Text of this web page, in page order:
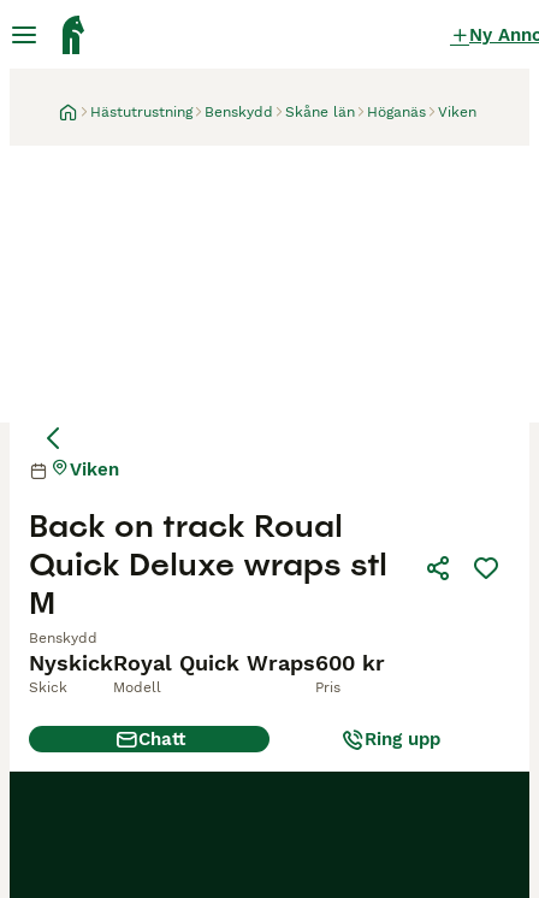
Ny
Hästutrustning Benskydd Skåne län Höganäs Viken
Nyskick
Skick
Royal Quick Wraps
Modell
600 kr
Pris
Back on track Roual
Quick Deluxe wraps stl
M
Benskydd
Viken
Chatt Ring upp